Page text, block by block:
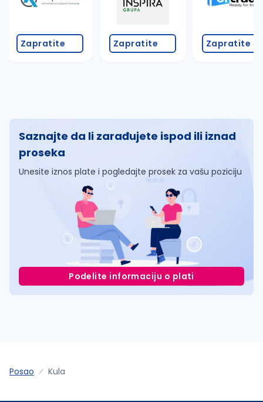
Zapratite Zapratite Zapratite
Saznajte da li zarađujete ispod ili iznad
proseka
Unesite iznos plate i pogledajte prosek za vašu poziciju
Podelite informaciju o plati
Posao Kula